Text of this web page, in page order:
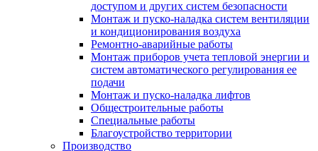
доступом и других систем безопасности
Монтаж и пуско-наладка систем вентиляции
и кондиционирования воздуха
Ремонтно-аварийные работы
Монтаж приборов учета тепловой энергии и
систем автоматического регулирования ее
подачи
Монтаж и пуско-наладка лифтов
Общестроительные работы
Специальные работы
Благоустройство территории
Производство